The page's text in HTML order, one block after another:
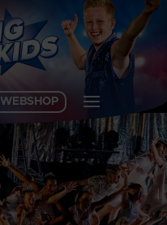
WEBSHOP